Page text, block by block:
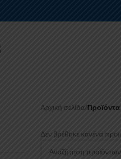
Αρχική σελίδα/Προϊόντα
Δεν βρέθηκε κανένα